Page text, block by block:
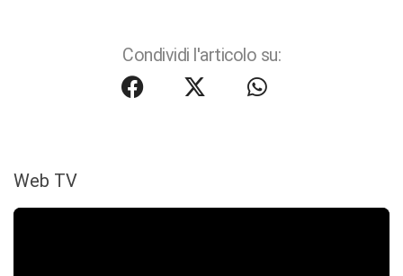
Condividi l'articolo su:
Web TV